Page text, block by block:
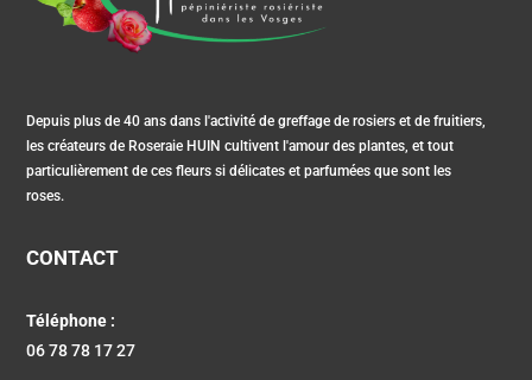
Depuis plus de 40 ans dans l'activité de greffage de rosiers et de fruitiers,
les créateurs de Roseraie HUIN cultivent l'amour des plantes, et tout
particulièrement de ces fleurs si délicates et parfumées que sont les
roses.
CONTACT
Téléphone :
06 78 78 17 27